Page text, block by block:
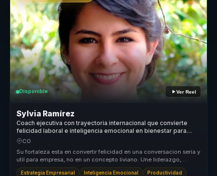
Disponible Ver Reel
Sylvia Ramírez
Coach ejecutiva con trayectoria internacional que convierte
felicidad laboral e inteligencia emocional en bienestar para
lideres.
CO
Su fortaleza esta en convertir felicidad en una conversacion seria y
util para empresa, no en un concepto liviano. Une liderazgo,
bienest...
Estrategia Empresarial Inteligencia Emocional Productividad